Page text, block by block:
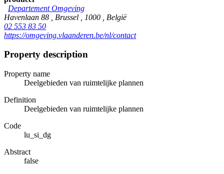
Departement Omgeving
Havenlaan 88 , Brussel , 1000 , België
02 553 83 50
https://omgeving.vlaanderen.be/nl/contact
Property description
Property name
Deelgebieden van ruimtelijke plannen
Definition
Deelgebieden van ruimtelijke plannen
Code
lu_si_dg
Abstract
false